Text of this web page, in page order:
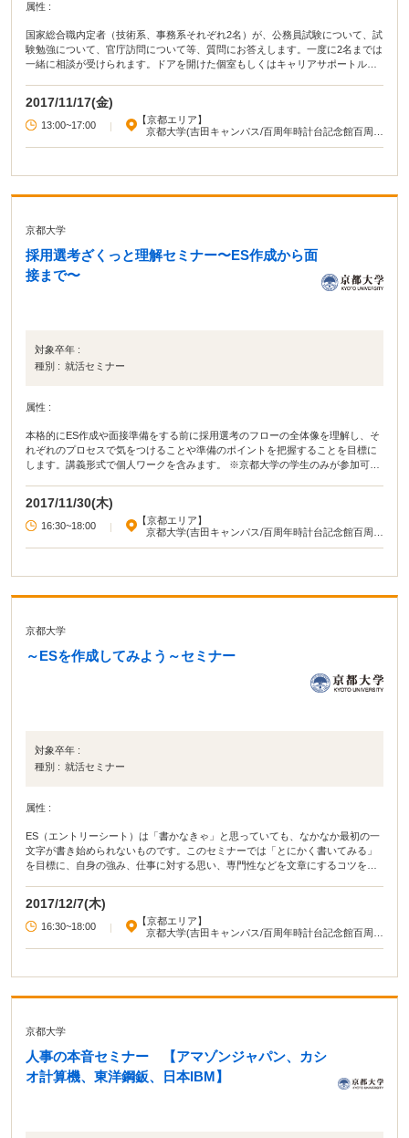
属性 :
国家総合職内定者（技術系、事務系それぞれ2名）が、公務員試験について、試
験勉強について、官庁訪問について等、質問にお答えします。一度に2名までは
一緒に相談が受けられます。ドアを開けた個室もしくはキャリアサポートルー
2017/11/17(金)
13:00~17:00 |
【京都エリア】
京都大学(吉田キャンパス/百周年時計台記念館百周年
京都大学
採用選考ざくっと理解セミナー〜ES作成から面
接まで〜
対象卒年 :
種別 : 就活セミナー
属性 :
本格的にES作成や面接準備をする前に採用選考のフローの全体像を理解し、そ
れぞれのプロセスで気をつけることや準備のポイントを把握することを目標に
します。講義形式で個人ワークを含みます。 ※京都大学の学生のみが参加可能
2017/11/30(木)
16:30~18:00 |
【京都エリア】
京都大学(吉田キャンパス/百周年時計台記念館百周年
京都大学
～ESを作成してみよう～セミナー
対象卒年 :
種別 : 就活セミナー
属性 :
ES（エントリーシート）は「書かなきゃ」と思っていても、なかなか最初の一
文字が書き始められないものです。このセミナーでは「とにかく書いてみる」
を目標に、自身の強み、仕事に対する思い、専門性などを文章にするコツをお
同タイトルのセミナーとほぼ同じ内容です。
2017/12/7(木)
16:30~18:00 |
【京都エリア】
京都大学(吉田キャンパス/百周年時計台記念館百周年
京都大学
人事の本音セミナー 【アマゾンジャパン、カシ
オ計算機、東洋鋼鈑、日本IBM】